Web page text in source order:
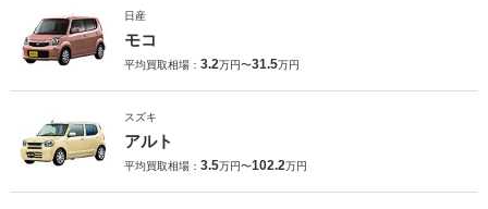
日産
モコ
平均買取相場： 3.2万円〜31.5万円
スズキ
アルト
平均買取相場： 3.5万円〜102.2万円